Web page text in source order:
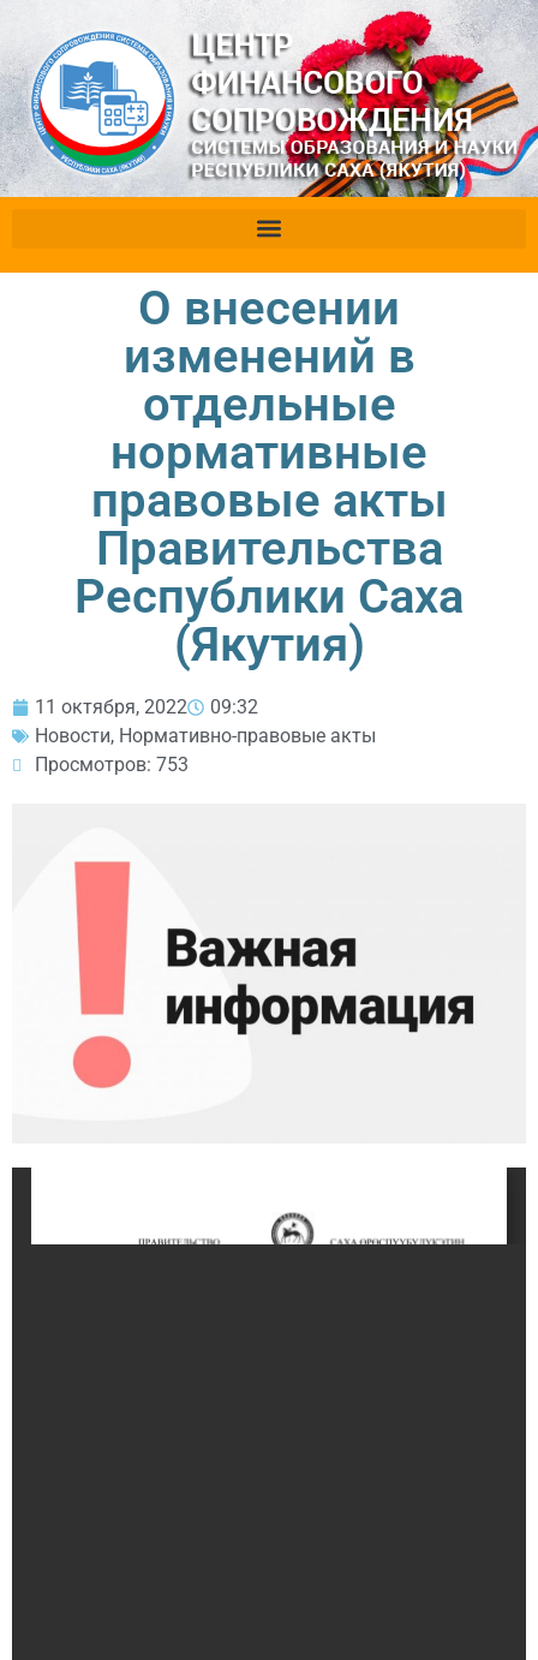
О внесении
изменений в
отдельные
нормативные
правовые акты
Правительства
Республики Саха
(Якутия)
11 октября, 2022
09:32
Новости, Нормативно-правовые акты
Просмотров: 753